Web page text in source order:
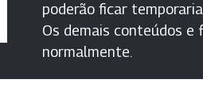
poderão ficar
Os demais conteúdos e
normalmente.